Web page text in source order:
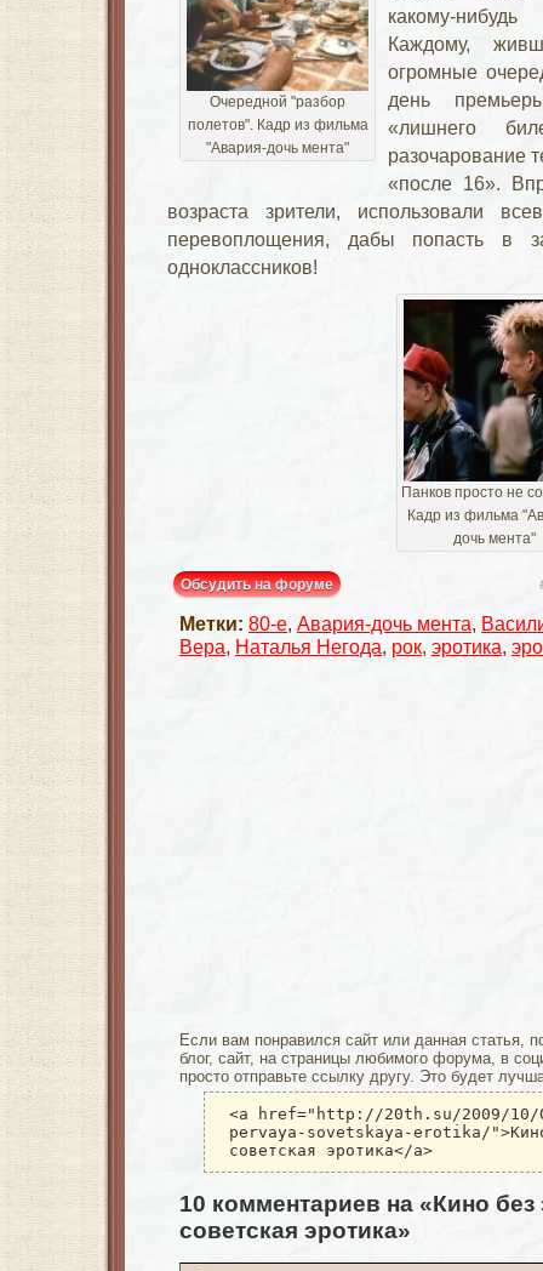
Очередной "разбор
полетов". Кадр из фильма
"Авария-дочь мента"
какому-нибудь
Каждому,
огромные
день
«лишнего
разочарование
«после 16».
возраста зрители, использовали
перевоплощения, дабы попасть в
одноклассников!
Панков просто не
Кадр из фильма
дочь мента"
Обсудить на форуме
Метки: 80-е, Авария-дочь мента,
Вера, Наталья Негода, рок, эротика,
Если вам понравился сайт или данная статья,
блог, сайт, на страницы любимого форума, в
просто отправьте ссылку другу. Это будет
<a href="http://20th.su/2009/10/
pervaya-sovetskaya-erotika/
советская эротика</a>
10 комментариев на «Кино без
советская эротика»